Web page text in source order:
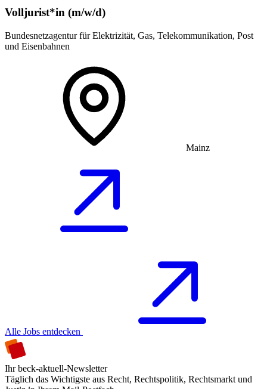
Volljurist*in (m/w/d)
Bundesnetzagentur für Elektrizität, Gas, Telekommunikation, Post
und Eisenbahnen
Mainz
Alle Jobs entdecken
Ihr beck-aktuell-Newsletter
Täglich das Wichtigste aus Recht, Rechtspolitik, Rechtsmarkt und